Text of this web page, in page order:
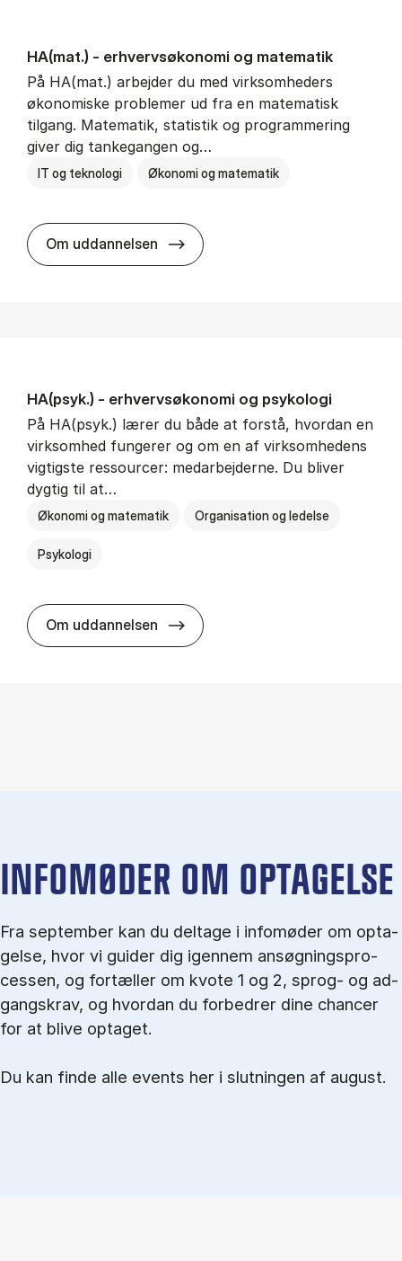
HA(mat.) - erhvervs­økonomi og ma­te­ma­tik
På HA(mat.) arbejder du med virksomheders
økonomiske problemer ud fra en matematisk
tilgang. Matematik, statistik og programmering
giver dig tankegangen og…
IT og teknologi Økonomi og matematik
Om uddannelsen HA(mat.) - erhvervs­økonomi og
HA(psyk.) - erhvervs­økonomi og psy­ko­lo­gi
På HA(psyk.) lærer du både at forstå, hvordan en
virksomhed fungerer og om en af virksomhedens
vigtigste ressourcer: medarbejderne. Du bliver
dygtig til at…
Økonomi og matematik Organisation og ledelse
Psykologi
Om uddannelsen HA(psyk.) - erhvervs­økonomi og
IN­FO­MØ­DER OM OP­TA­GEL­SE
Fra september kan du del­tage i in­fo­mø­der om op­ta­
gel­se, hvor vi gu­i­der dig igen­nem an­søg­nings­pro­
ces­sen, og for­tæl­ler om kvo­te 1 og 2, sprog- og ad­
gangs­krav, og hvordan du forbedrer dine chancer
for at blive optaget.
Du kan finde alle events her i slutningen af august.